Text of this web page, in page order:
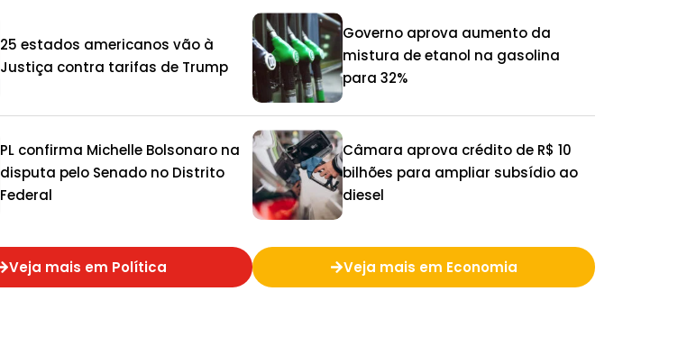
25 estados americanos vão à
Justiça contra tarifas de Trump
PL confirma Michelle Bolsonaro na
disputa pelo Senado no Distrito
Federal
Veja mais em Política
Governo aprova aumento da
mistura de etanol na gasolina
para 32%
Câmara aprova crédito de R$ 10
bilhões para ampliar subsídio ao
diesel
Veja mais em Economia